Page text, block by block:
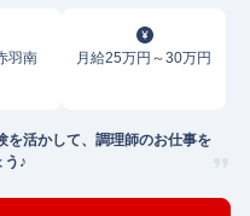
羽南 月給25万円～30万円
活かして、調理師のお仕事を
う♪